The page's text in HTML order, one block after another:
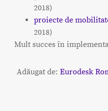
2018)
proiecte de
2018)
Mult succes în
Adăugat de: Eurodesk